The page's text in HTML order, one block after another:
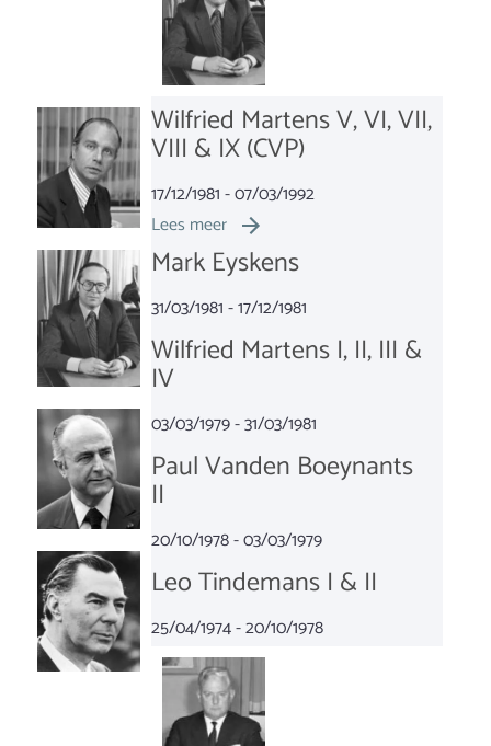
Wilfried Martens V, VI, VII,
VIII & IX (CVP)
17/12/1981 - 07/03/1992
Lees meer
Mark Eyskens
31/03/1981 - 17/12/1981
Wilfried Martens I, II, III &
IV
03/03/1979 - 31/03/1981
Paul Vanden Boeynants
II
20/10/1978 - 03/03/1979
Leo Tindemans I & II
25/04/1974 - 20/10/1978